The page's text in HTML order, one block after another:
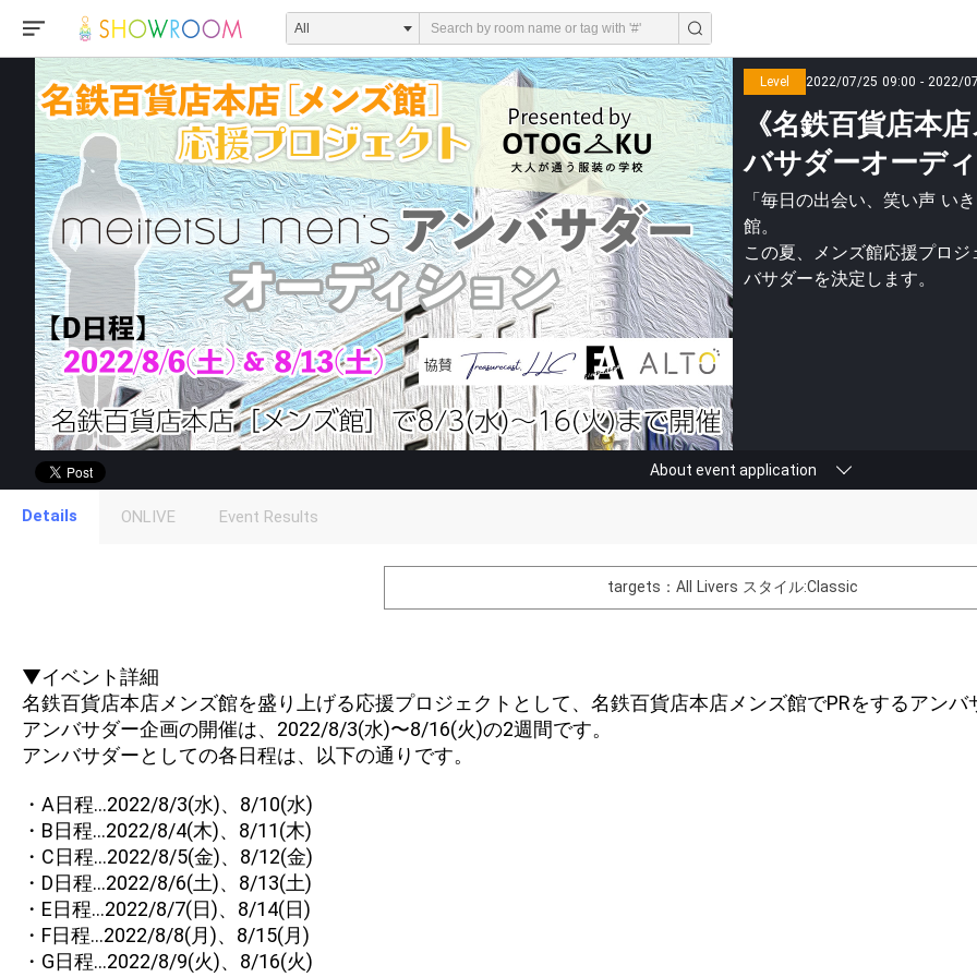
Level 2022/07/25 09:00 - 2022/
《名鉄百貨店本
バサダーオーディ
「毎日の出会い、笑い声 い
館。
この夏、メンズ館応援プロ
バサダーを決定します。
About event application
Level Points
Event Begins!
Gifting
Throw gifts to the stage and join the live performance.
First, try throwing free Stars (once a day)! You can also charge Show Gold to purchase gifts
(available from 1 JPY)! When you continue to send gifts to the performer(s), the performer's
popularity ranking and your ranking go up.
To send performers paid items, you must use Show Gold.
You can post comments. Please
Details ONLIVE Event Results
targets：All Livers スタイル:Classic
▼イベント詳細
名鉄百貨店本店メンズ館を盛り上げる応援プロジェクトとして、名鉄百貨店本店メンズ館でPRをするアンバ
アンバサダー企画の開催は、2022/8/3(水)〜8/16(火)の2週間です。
アンバサダーとしての各日程は、以下の通りです。
・A日程…2022/8/3(水)、8/10(水)
・B日程…2022/8/4(木)、8/11(木)
・C日程…2022/8/5(金)、8/12(金)
・D日程…2022/8/6(土)、8/13(土)
・E日程…2022/8/7(日)、8/14(日)
・F日程…2022/8/8(月)、8/15(月)
・G日程…2022/8/9(火)、8/16(火)